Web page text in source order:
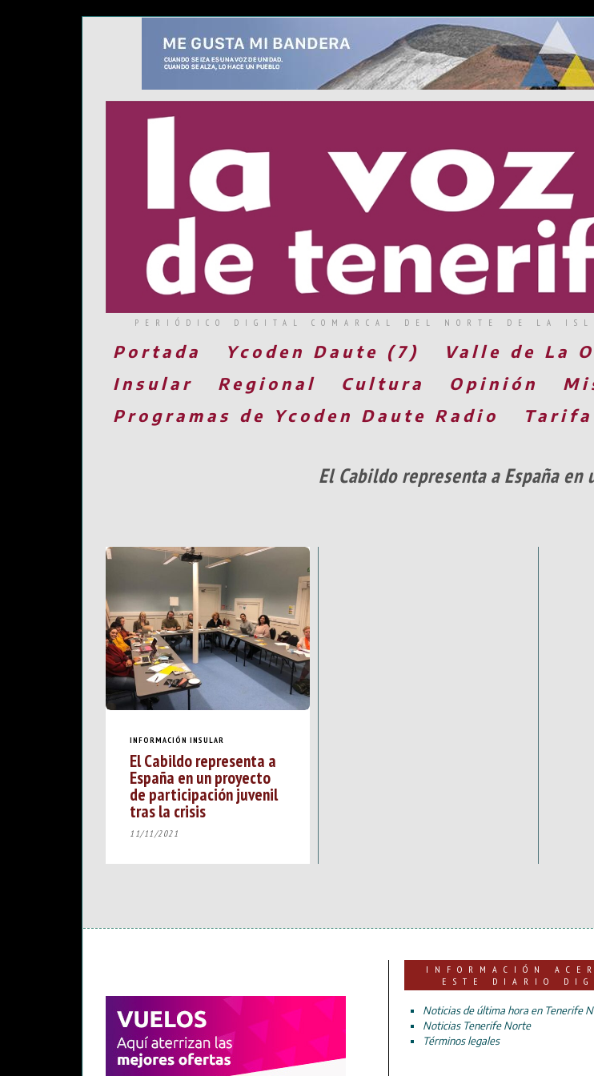
PERIÓDICO DIGITAL COMARCAL DEL NORTE DE LA
Portada Ycoden Daute (7) Valle de La
Insular
Regional Cultura Opinión
Programas de Ycoden Daute Radio
El Cabildo representa a España
INFORMACIÓN INSULAR
El Cabildo representa a
España en un proyecto
de participación juvenil
tras la crisis
11/11/2021
INFORMACIÓN
ESTE DIARIO
Noticias de última hora en Tenerife
Noticias Tenerife Norte
Términos legales